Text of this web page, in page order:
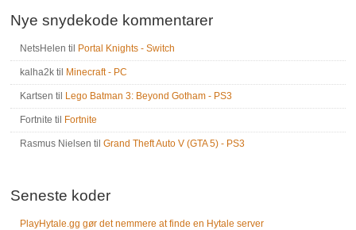
Nye snydekode kommentarer
NetsHelen til Portal Knights - Switch
kalha2k til Minecraft - PC
Kartsen til Lego Batman 3: Beyond Gotham - PS3
Fortnite til Fortnite
Rasmus Nielsen tilGrand Theft Auto V (GTA 5) - PS3
Seneste koder
PlayHytale.gg gør det nemmere at finde en Hytale server